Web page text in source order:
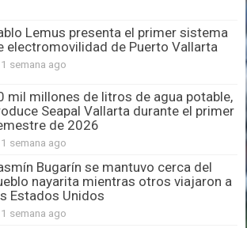
Lemus presenta el primer sistema
electromovilidad de Puerto Vallarta
1 semana ago
mil millones de litros de agua potable,
Seapal Vallarta durante el primer
de 2026
1 semana ago
Bugarín se mantuvo cerca del
nayarita mientras otros viajaron a
Estados Unidos
1 semana ago